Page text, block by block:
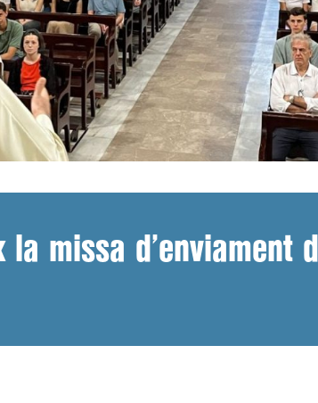
la missa d’enviament